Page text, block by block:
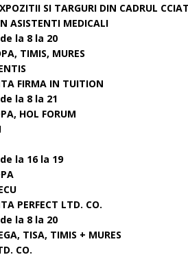
SI TARGURI DIN CADRUL CCIAT
ASISTENTI MEDICALI
la 8 la 20
TIMIS, MURES
FIRMA IN TUITION
la 8 la 21
HOL FORUM
la 16 la 19
PERFECT LTD. CO.
la 8 la 20
TISA, TIMIS + MURES
CO.